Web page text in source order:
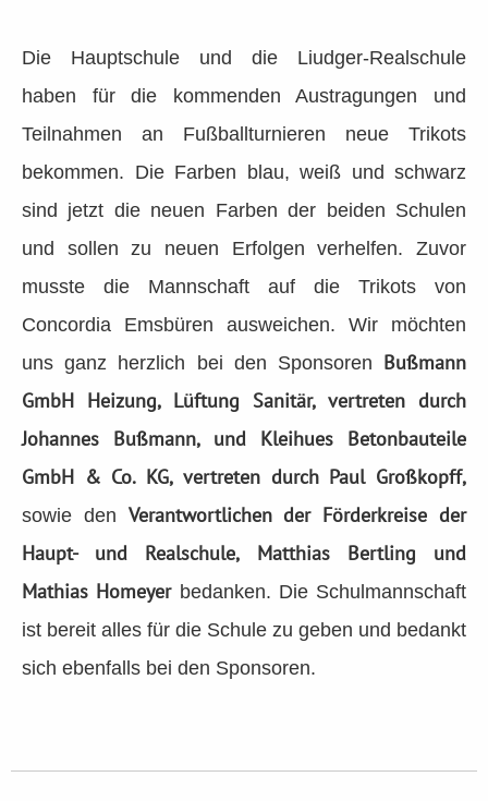
Die Hauptschule und die Liudger-Realschule
haben für die kommenden Austragungen und
Teilnahmen an Fußballturnieren neue Trikots
bekommen. Die Farben blau, weiß und schwarz
sind jetzt die neuen Farben der beiden Schulen
und sollen zu neuen Erfolgen verhelfen. Zuvor
musste die Mannschaft auf die Trikots von
Concordia Emsbüren ausweichen. Wir möchten
uns ganz herzlich bei den Sponsoren Bußmann
GmbH Heizung, Lüftung Sanitär, vertreten durch
Johannes Bußmann, und Kleihues Betonbauteile
GmbH & Co. KG, vertreten durch Paul Großkopff,
sowie den Verantwortlichen der Förderkreise der
Haupt- und Realschule, Matthias Bertling und
Mathias Homeyerbedanken. Die Schulmannschaft
ist bereit alles für die Schule zu geben und bedankt
sich ebenfalls bei den Sponsoren.